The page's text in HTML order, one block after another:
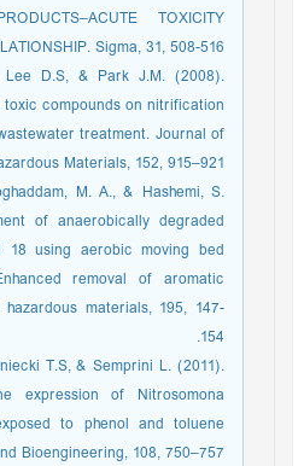
TOXICITY
Sigma, 31, 508-516.
Lee D.S, & Park J.M. (2008).
compounds on nitrification
treatment. Journal of
Materials, 152, 915–921.
M. A., & Hashemi, S.
of anaerobically degraded
18 using aerobic moving bed
removal of aromatic
materials, 195, 147-
154.
T.S, & Semprini L. (2011).
expression of Nitrosomona
to phenol and toluene
Bioengineering, 108, 750–757.